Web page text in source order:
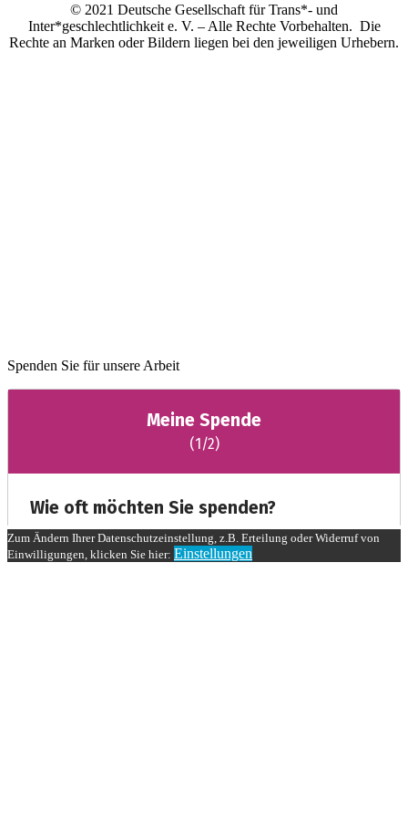
© 2021 Deutsche Gesellschaft für Trans*- und
Inter*geschlechtlichkeit e. V. – Alle Rechte Vorbehalten. Die
Rechte an Marken oder Bildern liegen bei den jeweiligen Urhebern.
Spenden Sie für unsere Arbeit
Zum Ändern Ihrer Datenschutzeinstellung, z.B. Erteilung oder Widerruf von
Einwilligungen, klicken Sie hier: Einstellungen